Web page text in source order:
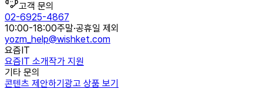
고객 문의
02-6925-4867
10:00-18:00주말·공휴일 제외
yozm_help@wishket.com
요즘IT
요즘IT 소개작가 지원
기타 문의
콘텐츠 제안하기 광고 상품 보기